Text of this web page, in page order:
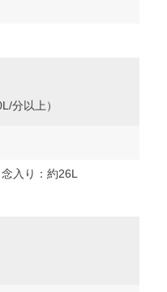
分以上）
入り：約26L